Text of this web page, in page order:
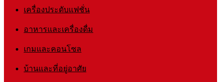
เครื่องประดับแฟชั่น
อาหารและเครื่องดื่ม
เกมและคอนโซล
บ้านและที่อยู่อาศัย